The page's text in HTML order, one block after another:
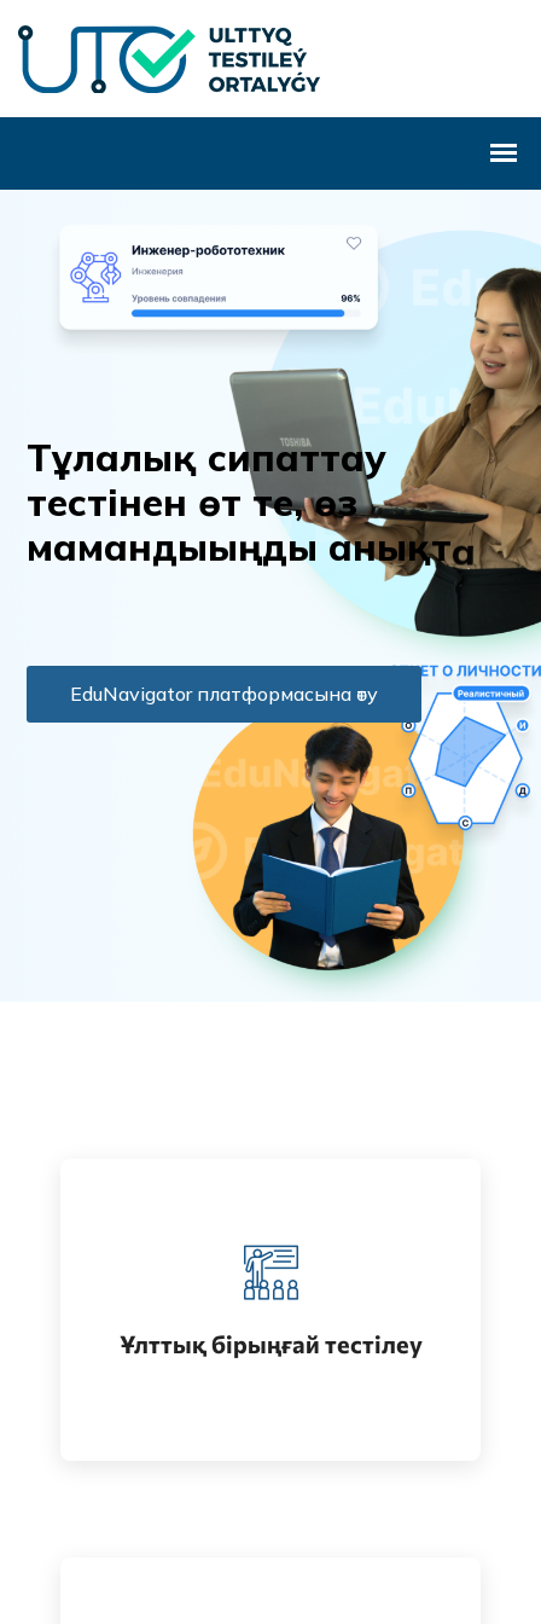
Тұлалық сипаттау
тестінен өт те, өз
мамандыыңды анықта
EduNavigator платформасына өту
Ұлттық бірыңғай тестілеу
Қазақстанда жоғары білім алу
(бакалавриат)
Өту